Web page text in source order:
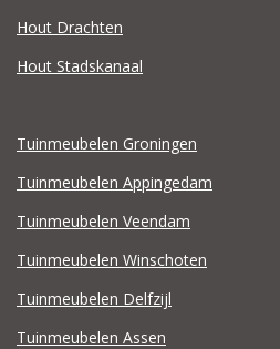
Hout Drachten
Hout Stadskanaal
Tuinmeubelen Groningen
Tuinmeubelen Appingedam
Tuinmeubelen Veendam
Tuinmeubelen Winschoten
Tuinmeubelen Delfzijl
Tuinmeubelen Assen